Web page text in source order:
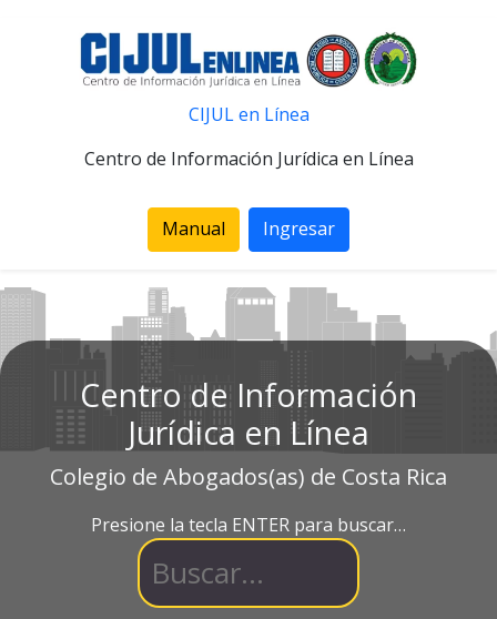
CIJUL en Línea
Centro de Información Jurídica en Línea
Manual Ingresar
Centro de Información
Jurídica en Línea
Colegio de Abogados(as) de Costa Rica
Presione la tecla ENTER para buscar…